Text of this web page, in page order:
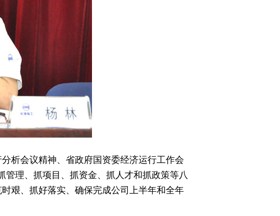
析会议精神、省政府国资委经济运行工作会
理、抓项目、抓资金、抓人才和抓政策等八
艰、抓好落实、确保完成公司上半年和全年